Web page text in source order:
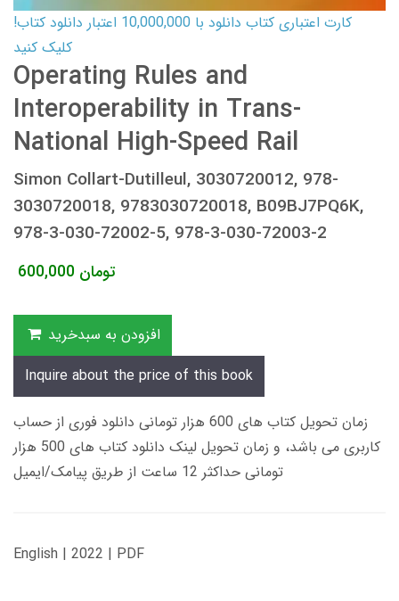
کارت اعتباری کتاب دانلود با 10,000,000 اعتبار دانلود کتاب!
کلیک کنید
Operating Rules and
Interoperability in Trans-
National High-Speed Rail
Simon Collart-Dutilleul, 3030720012, 978-
3030720018, 9783030720018, B09BJ7PQ6K,
978-3-030-72002-5, 978-3-030-72003-2
600,000 تومان
افزودن به سبدخرید
Inquire about the price of this book
زمان تحویل کتاب های 600 هزار تومانی دانلود فوری از حساب
کاربری می باشد، و زمان تحویل لینک دانلود کتاب های 500 هزار
تومانی حداکثر 12 ساعت از طریق پیامک/ایمیل
English | 2022 | PDF